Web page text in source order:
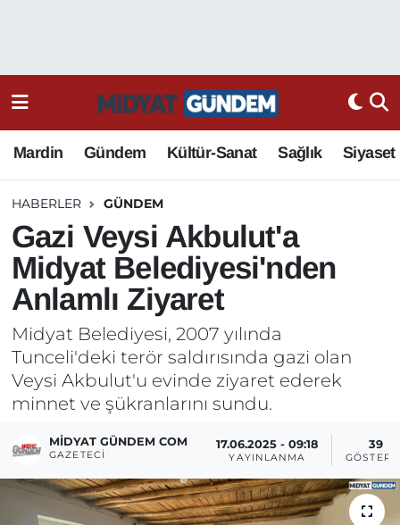
Mardin Gündem Kültür-Sanat Sağlık Siyaset
HABERLER GÜNDEM
Gazi Veysi Akbulut'a
Midyat Belediyesi'nden
Anlamlı Ziyaret
Midyat Belediyesi, 2007 yılında
Tunceli'deki terör saldırısında gazi olan
Veysi Akbulut'u evinde ziyaret ederek
minnet ve şükranlarını sundu.
MIDYAT GÜNDEM COM
GAZETECI
17.06.2025 - 09:18
YAYINLANMA
39